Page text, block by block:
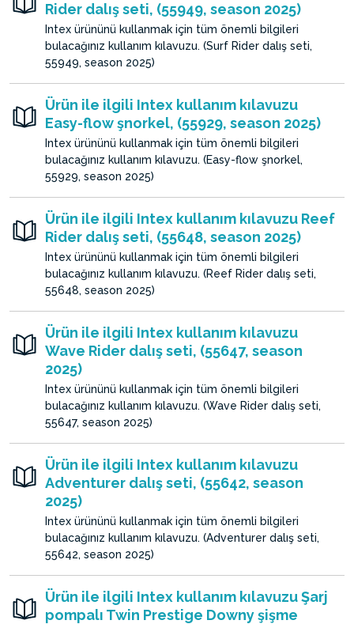
Rider dalış seti, (55949, season 2025)
Intex ürününü kullanmak için tüm önemli bilgileri
bulacağınız kullanım kılavuzu. (Surf Rider dalış seti,
55949, season 2025)
Ürün ile ilgili Intex kullanım kılavuzu
Easy-flow şnorkel, (55929, season 2025)
Intex ürününü kullanmak için tüm önemli bilgileri
bulacağınız kullanım kılavuzu. (Easy-flow şnorkel,
55929, season 2025)
Ürün ile ilgili Intex kullanım kılavuzu Reef
Rider dalış seti, (55648, season 2025)
Intex ürününü kullanmak için tüm önemli bilgileri
bulacağınız kullanım kılavuzu. (Reef Rider dalış seti,
55648, season 2025)
Ürün ile ilgili Intex kullanım kılavuzu
Wave Rider dalış seti, (55647, season
2025)
Intex ürününü kullanmak için tüm önemli bilgileri
bulacağınız kullanım kılavuzu. (Wave Rider dalış seti,
55647, season 2025)
Ürün ile ilgili Intex kullanım kılavuzu
Adventurer dalış seti, (55642, season
2025)
Intex ürününü kullanmak için tüm önemli bilgileri
bulacağınız kullanım kılavuzu. (Adventurer dalış seti,
55642, season 2025)
Ürün ile ilgili Intex kullanım kılavuzu Şarj
pompalı Twin Prestige Downy şişme